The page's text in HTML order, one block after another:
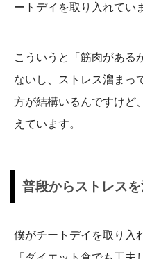
ートデイを取り入れてい
こういうと「筋肉がある
ないし、ストレス溜まっ
方が結構いるんですけど
えています。
普段からストレス
僕がチートデイを取り入